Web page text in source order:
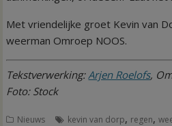
Met vriendelijke groet Kevin van
weerman Omroep NOOS.
Tekstverwerking: Arjen Roelofs,
Foto: Stock
Nieuws kevin van dorp, regen,